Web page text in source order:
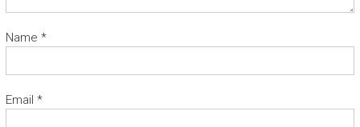
Name *
Email *